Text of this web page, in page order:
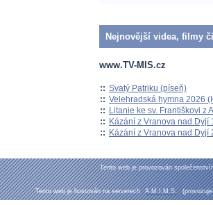
Nejnovější videa, filmy
www.TV-MIS.cz
:: Svatý Patriku (píseň)
:: Velehradská hymna 2026
:: Litanie ke sv. Františkovi z
:: Kázání z Vranova nad Dyjí
:: Kázání z Vranova nad Dyjí
Tento web je provozován
Tento web je hostován na serverech A.M.I.M.S.